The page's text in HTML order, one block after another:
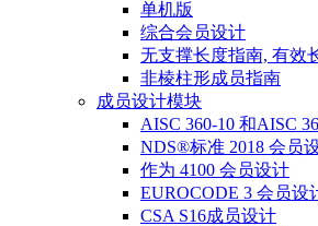
单机版
综合会员设计
无支撑长度指南, 有效
非棱柱形成员指南
成员设计模块
AISC 360-10 和AISC
NDS®标准 2018 会员
作为 4100 会员设计
EUROCODE 3 会员设
CSA S16成员设计